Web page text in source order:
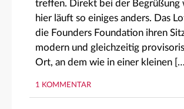
treffen. Direkt bei der Begrüßung
hier läuft so einiges anders. Das
die Founders Foundation ihren
modern und gleichzeitig
Ort, an dem wie in einer kleinen […]
1 KOMMENTAR